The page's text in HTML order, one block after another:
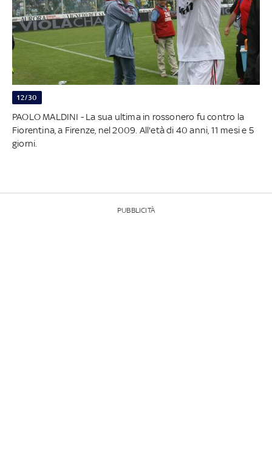
12/30
PAOLO MALDINI - La sua ultima in rossonero fu contro la
Fiorentina, a Firenze, nel 2009. All'età di 40 anni, 11 mesi e 5
giorni.
PUBBLICITÀ